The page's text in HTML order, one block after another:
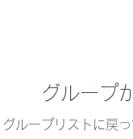
グループ
グループリストに戻